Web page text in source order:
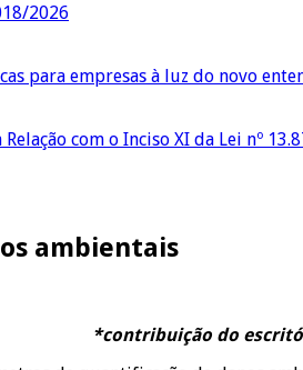
2026
para empresas à luz do novo
com o Inciso XI da Lei nº
ambientais
*contribuição do